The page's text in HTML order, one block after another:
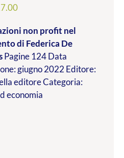
Fascia
prezzo:
da
€9.99
a
€17.00
non profit nel
di Federica De
Pagine 124 Data
giugno 2022 Editore:
editore Categoria:
economia